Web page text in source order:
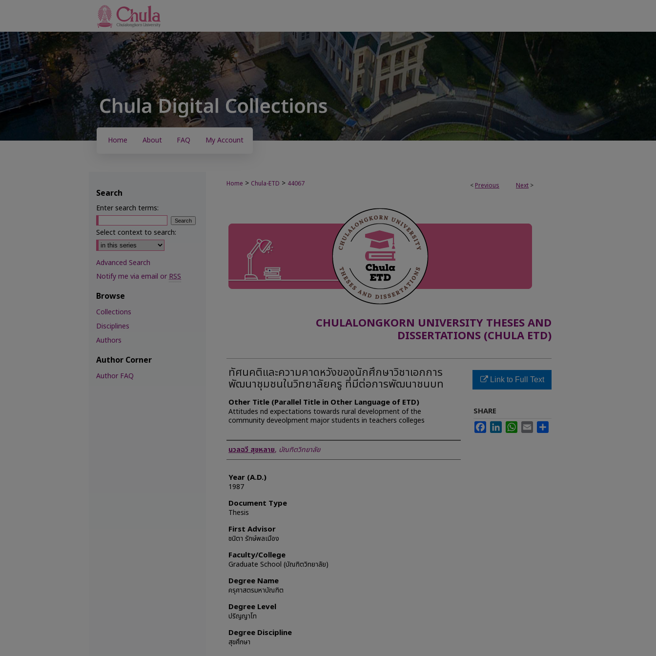
Home About FAQ My Account
< Previous Next >
Home > Chula-ETD > 44067
CHULALONGKORN UNIVERSITY THESES AND
DISSERTATIONS (CHULA ETD)
ทัศนคติและความคาดหวังของนักศึกษาวิชาเอกการ
พัฒนาชุมชนในวิทยาลัยครู ที่มีต่อการพัฒนาชนบท
Other Title (Parallel Title in Other Language of ETD)
Attitudes nd expectations towards rural development of the
community deveolpment major students in teachers colleges
Author
นวลฉวี สุขหลาย, บัณฑิตวิทยาลัย
Year (A.D.)
1987
Document Type
Thesis
First Advisor
ชนิตา รักษ์พลเมือง
Faculty/College
Graduate School (บัณฑิตวิทยาลัย)
Degree Name
ครุศาสตรมหาบัณฑิต
Degree Level
ปริญญาโท
Degree Discipline
สุขศึกษา
Link to Full Text
SHARE
FacebookLinkedInWhatsApp
Email
Search
Enter search terms:
Select context to search:
Advanced Search
Notify me via email or RSS
Browse
Collections
Disciplines
Authors
Author Corner
Author FAQ